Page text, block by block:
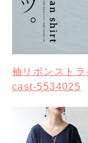
袖リボンスト
cast-5534025